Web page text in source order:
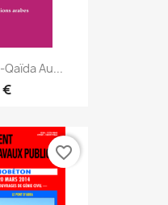
Qaïda Au...
€
favorite_border